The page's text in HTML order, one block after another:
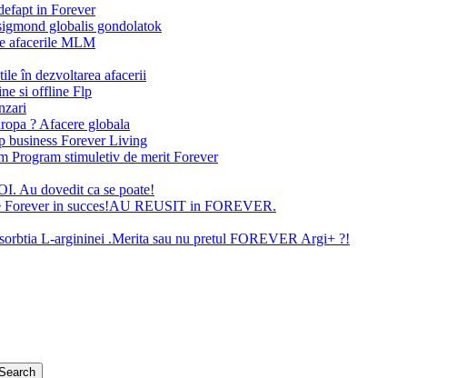
in Forever
globalis gondolatok
afacerile MLM
în dezvoltarea afacerii
si offline Flp
? Afacere globala
business Forever Living
Program stimuletiv de merit Forever
Au dovedit ca se poate!
Forever in succes!AU REUSIT in FOREVER.
L-argininei .Merita sau nu pretul FOREVER Argi+ ?!